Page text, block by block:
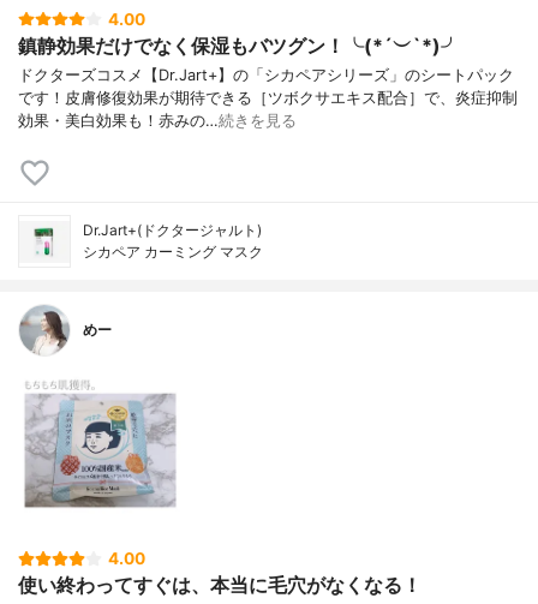
4.00
鎮静効果だけでなく保湿もバツグン！╰(*´︶`*)╯
ドクターズコスメ【Dr.Jart+】の「シカペアシリーズ」のシートパック
です！皮膚修復効果が期待できる［ツボクサエキス配合］で、炎症抑制
効果・美白効果も！赤みの…続きを見る
Dr.Jart+(ドクタージャルト)
シカペア カーミング マスク
めー
4.00
使い終わってすぐは、本当に毛穴がなくなる！